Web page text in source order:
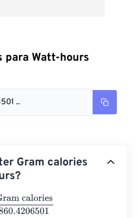
para Watt-hours
..
Gram calories
860.4206501